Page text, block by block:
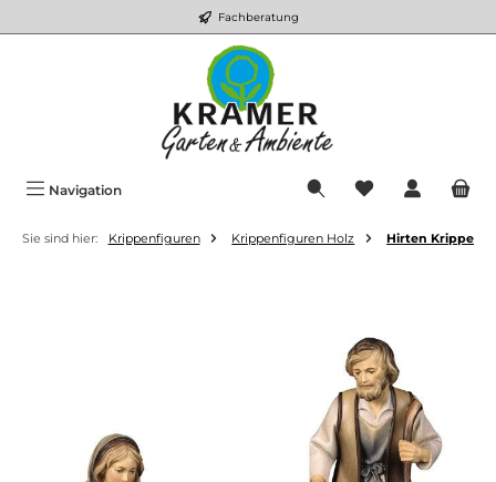
Fachberatung
Navigation Du hast 0
Sie sind hier: Krippenfiguren Krippenfiguren Holz Hirten Krippe